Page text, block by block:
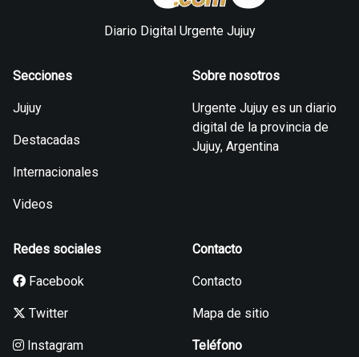
Diario Digital Urgente Jujuy
Secciones
Jujuy
Destacadas
Internacionales
Videos
Sobre nosotros
Urgente Jujuy es un diario
digital de la provincia de
Jujuy, Argentina
Redes sociales
Facebook
Twitter
Instagram
Contacto
Contacto
Mapa de sitio
Teléfono